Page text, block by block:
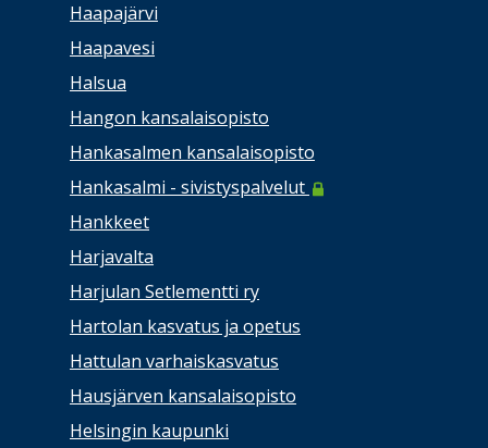
Haapajärvi
Haapavesi
Halsua
Hangon kansalaisopisto
Hankasalmen kansalaisopisto
Hankasalmi - sivistyspalvelut
Hankkeet
Harjavalta
Harjulan Setlementti ry
Hartolan kasvatus ja opetus
Hattulan varhaiskasvatus
Hausjärven kansalaisopisto
Helsingin kaupunki